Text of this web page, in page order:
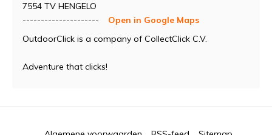
7554 TV HENGELO
---------------------
Open in Google Maps
OutdoorClick is a company of CollectClick C.V.
Adventure that clicks!